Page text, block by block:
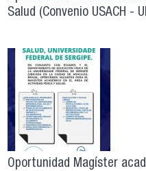
Salud (Convenio USACH -
Oportunidad Magíster